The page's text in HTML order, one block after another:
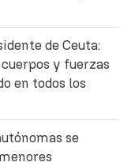
de Ceuta:
y fuerzas
en todos los
se